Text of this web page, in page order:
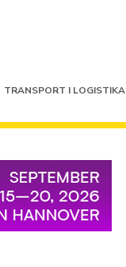
TRANSPORT I LOGISTIKA